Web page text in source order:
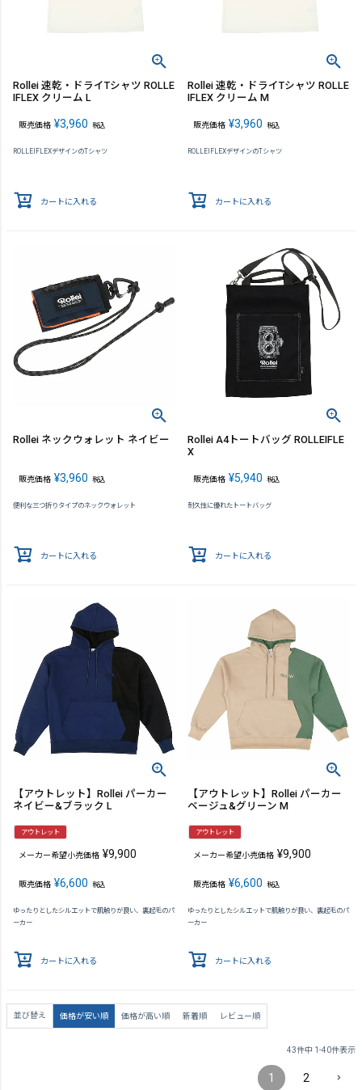
Rollei 速乾・ドライTシャツ ROLLE
IFLEX クリーム L
販売価格 ¥3,960 税込
ROLLEIFLEXデザインのTシャツ
カートに入れる
Rollei 速乾・ドライTシャツ ROLLE
IFLEX クリーム M
販売価格 ¥3,960 税込
ROLLEIFLEXデザインのTシャツ
カートに入れる
Rollei ネックウォレット ネイビー
販売価格 ¥3,960 税込
便利な三つ折りタイプのネックウォレット
カートに入れる
Rollei A4トートバッグ ROLLEIFLE
X
販売価格 ¥5,940 税込
耐久性に優れたトートバッグ
カートに入れる
【アウトレット】Rollei パーカー
ネイビー&ブラック L
アウトレット
メーカー希望小売価格 ¥9,900
販売価格 ¥6,600 税込
ゆったりとしたシルエットで肌触りが良い、裏起毛のパ
ーカー
カートに入れる
【アウトレット】Rollei パーカー
ベージュ&グリーン M
アウトレット
メーカー希望小売価格 ¥9,900
販売価格 ¥6,600 税込
ゆったりとしたシルエットで肌触りが良い、裏起毛のパ
ーカー
カートに入れる
並び替え 価格が安い順 価格が高い順 新着順 レビュー順
43件中 1 -40件表示
1 2